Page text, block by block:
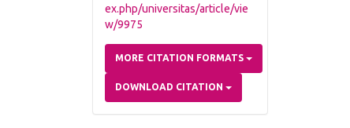
ex.php/universitas/article/vie
w/9975
MORE CITATION FORMATS
DOWNLOAD CITATION